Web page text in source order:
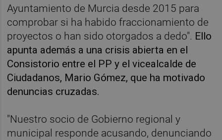
Ayuntamiento de Murcia desde 2015 para
comprobar si ha habido fraccionamiento de
proyectos o han sido otorgados a dedo". Ello
apunta además a una crisis abierta en el
Consistorio entre el PP y el vicealcalde de
Ciudadanos, Mario Gómez, que ha motivado
denuncias cruzadas.
"Nuestro socio de Gobierno regional y
municipal responde acusando, denunciando